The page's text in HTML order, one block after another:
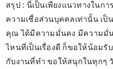
สรุป : นี่เป็นเพียงแนวทางในก
ความเชื่อส่วนบุคคลเท่านั้น เป็
คุณ ได้มีความมั่นคง มีความมั่น
ไหนที่เป็นเรื่องดี ก็ขอให้น้อมรั
กับงานที่ทำ ขอให้สนุกในทุกๆ